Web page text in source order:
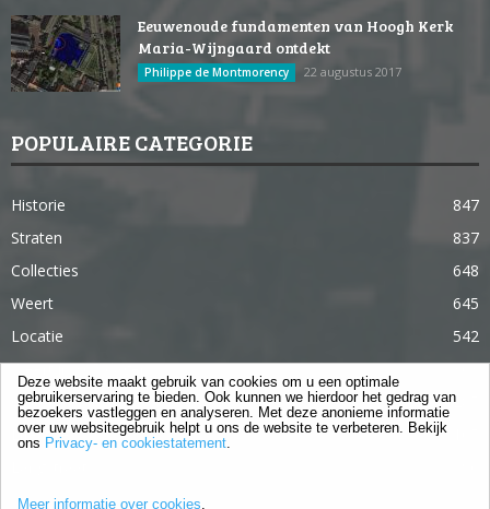
Eeuwenoude fundamenten van Hoogh Kerk
Maria-Wijngaard ontdekt
Philippe de Montmorency 22 augustus 2017
POPULAIRE CATEGORIE
Historie
847
Straten
837
Collecties
648
Weert
645
Locatie
542
Weert in 365 dagen
363
Gebouwen
285
Lifestyle
Deze website maakt gebruik van cookies om u een optimale
gebruikerservaring te bieden. Ook kunnen we hierdoor het gedrag van
bezoekers vastleggen en analyseren. Met deze anonieme informatie
over uw websitegebruik helpt u ons de website te verbeteren. Bekijk
ons Privacy- en cookiestatement.
Meer informatie over cookies.